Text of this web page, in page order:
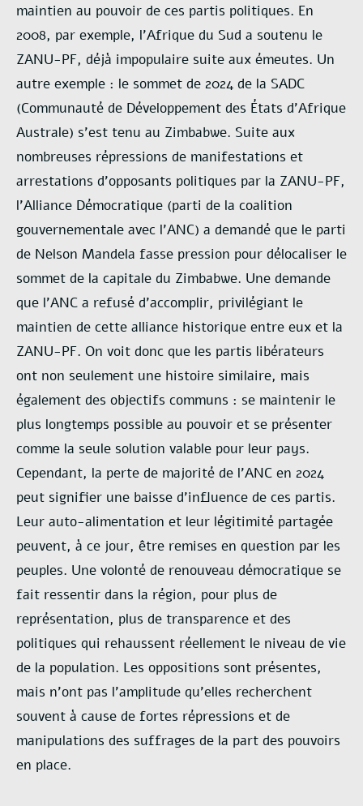
maintien au pouvoir de ces partis politiques. En
2008, par exemple, l’Afrique du Sud a soutenu le
ZANU-PF, déjà impopulaire suite aux émeutes. Un
autre exemple : le sommet de 2024 de la SADC
(Communauté de Développement des États d’Afrique
Australe) s’est tenu au Zimbabwe. Suite aux
nombreuses répressions de manifestations et
arrestations d’opposants politiques par la ZANU-PF,
l’Alliance Démocratique (parti de la coalition
gouvernementale avec l’ANC) a demandé que le parti
de Nelson Mandela fasse pression pour délocaliser le
sommet de la capitale du Zimbabwe. Une demande
que l’ANC a refusé d’accomplir, privilégiant le
maintien de cette alliance historique entre eux et la
ZANU-PF. On voit donc que les partis libérateurs
ont non seulement une histoire similaire, mais
également des objectifs communs : se maintenir le
plus longtemps possible au pouvoir et se présenter
comme la seule solution valable pour leur pays.
Cependant, la perte de majorité de l’ANC en 2024
peut signifier une baisse d’influence de ces partis.
Leur auto-alimentation et leur légitimité partagée
peuvent, à ce jour, être remises en question par les
peuples. Une volonté de renouveau démocratique se
fait ressentir dans la région, pour plus de
représentation, plus de transparence et des
politiques qui rehaussent réellement le niveau de vie
de la population. Les oppositions sont présentes,
mais n’ont pas l’amplitude qu’elles recherchent
souvent à cause de fortes répressions et de
manipulations des suffrages de la part des pouvoirs
en place.